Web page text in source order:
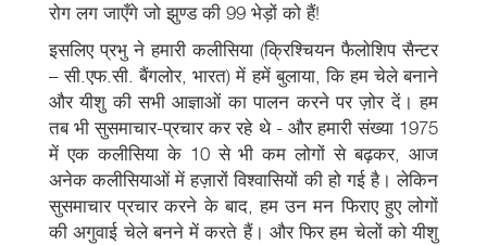
रोग लग जाएँगे जो झुण्ड की 99 भेड़ों को हैं!
इसलिए प्रभु ने हमारी कलीसिया (क्रिश्चियन फैलोशिप सैन्टर
– सी.एफ.सी. बैंगलोर, भारत) में हमें बुलाया, कि हम चेले बनाने
और यीशु की सभी आज्ञाओं का पालन करने पर ज़ोर दें। हम
तब भी सुसमाचार-प्रचार कर रहे थे - और हमारी संख्या 1975
में एक कलीसिया के 10 से भी कम लोगों से बढ़कर, आज
अनेक कलीसियाओं में हज़ारों विश्वासियों की हो गई है। लेकिन
सुसमाचार प्रचार करने के बाद, हम उन मन फिराए हुए लोगों
की अगुवाई चेले बनने में करते हैं। और फिर हम चेलों को यीशु